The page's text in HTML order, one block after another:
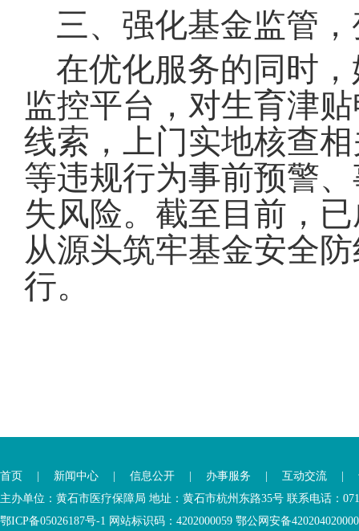
三、强化基金监管
在优化服务的同时
监控平台，对生育津
线索，上门实地核查
等违规行为事前预警
失风险。截至目前，
从源头筑牢基金安全
行。
首页 新闻中心 信息公开 办事服务 互动交流
主办单位：黄石市医疗保障局 地址：黄石市杭州东路35号 联系电话：
鄂ICP备05026187号-1 网站标识码：4202000059 鄂公网安备